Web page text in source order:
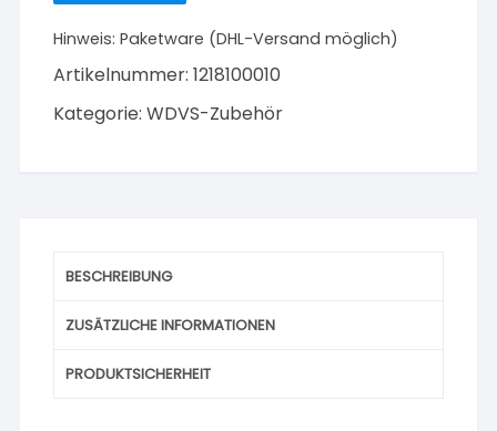
40
cm
Menge
Hinweis:Paketware (DHL-Versand möglich)
Artikelnummer:1218100010
Kategorie:WDVS-Zubehör
BESCHREIBUNG
ZUSÄTZLICHE INFORMATIONEN
PRODUKTSICHERHEIT